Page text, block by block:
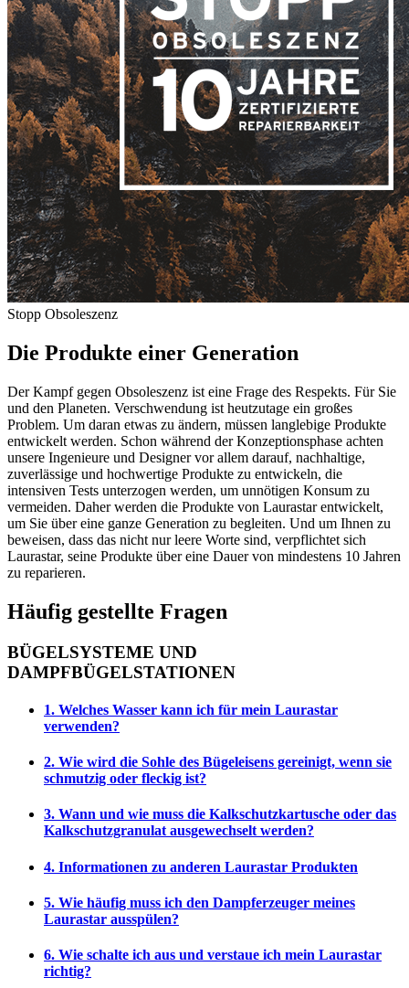
Stopp Obsoleszenz
Die Produkte einer Generation
Der Kampf gegen Obsoleszenz ist eine Frage des Respekts. Für Sie
und den Planeten. Verschwendung ist heutzutage ein großes
Problem. Um daran etwas zu ändern, müssen langlebige Produkte
entwickelt werden. Schon während der Konzeptionsphase achten
unsere Ingenieure und Designer vor allem darauf, nachhaltige,
zuverlässige und hochwertige Produkte zu entwickeln, die
intensiven Tests unterzogen werden, um unnötigen Konsum zu
vermeiden. Daher werden die Produkte von Laurastar entwickelt,
um Sie über eine ganze Generation zu begleiten. Und um Ihnen zu
beweisen, dass das nicht nur leere Worte sind, verpflichtet sich
Laurastar, seine Produkte über eine Dauer von mindestens 10 Jahren
zu reparieren.
Häufig gestellte Fragen
BÜGELSYSTEME UND
DAMPFBÜGELSTATIONEN
1. Welches Wasser kann ich für mein Laurastar
verwenden?
2. Wie wird die Sohle des Bügeleisens gereinigt, wenn sie
schmutzig oder fleckig ist?
3. Wann und wie muss die Kalkschutzkartusche oder das
Kalkschutzgranulat ausgewechselt werden?
4. Informationen zu anderen Laurastar Produkten
5. Wie häufig muss ich den Dampferzeuger meines
Laurastar ausspülen?
6. Wie schalte ich aus und verstaue ich mein Laurastar
richtig?